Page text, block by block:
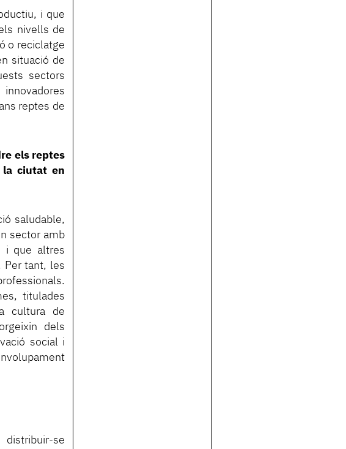
i que
nivells de
o reciclatge
situació de
sectors
reptes de
els reptes
la ciutat en
saludable,
sector amb
i que altres
Per tant, les
titulades
cultura de
dels
social i
se